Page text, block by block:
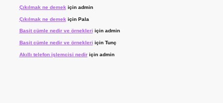
Çıkılmak ne demek için admin
Çıkılmak ne demek için Pala
Basit cümle nedir ve örnekleri için admin
Basit cümle nedir ve örnekleri için Tunç
Akıllı telefon işlemcisi nediriçin admin